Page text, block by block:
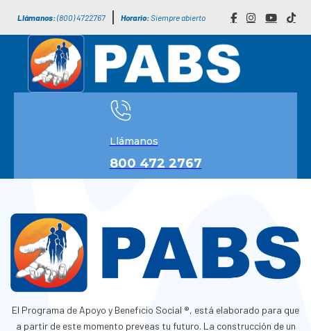
Llámanos:(800) 4722767 Horario:Siempre abierto
Llámanos
800 472 2767
El Programa de Apoyo y Beneficio Social ®, está elaborado para que
a partir de este momento preveas tu futuro. La construcción de un